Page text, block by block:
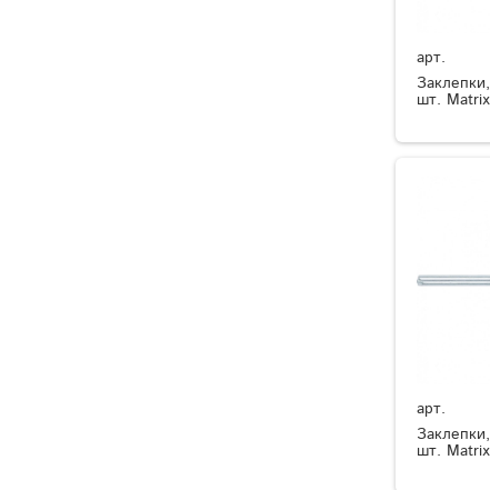
арт.
шт. Matrix
арт.
шт. Matrix